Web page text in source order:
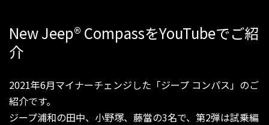
New Jeep® CompassをYouTubeでご紹
介
2021年6月マイナーチェンジした「ジープ コンパス」のご
紹介です。
ジープ浦和の田中、小野塚、藤當の3名で、第2弾は試乗編